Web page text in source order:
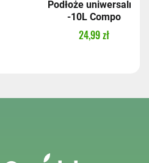
Podłoże uniwersalne
-10L Compo
24,99 zł